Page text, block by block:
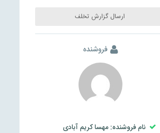
ارسال گزارش تخلف
فروشنده
نام فروشنده: مهسا کریم آبادی